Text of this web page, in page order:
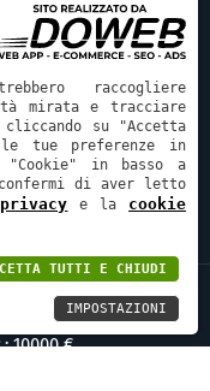
P.Iva: 05116360230
10000 €
raccogliere
mirata e tracciare
su "Accetta
tue preferenze in
in basso a
di aver letto
e la cookie
TUTTI E CHIUDI
IMPOSTAZIONI